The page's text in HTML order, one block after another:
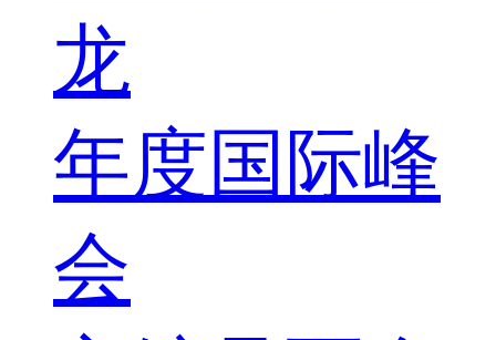
龙
年度国际峰
会